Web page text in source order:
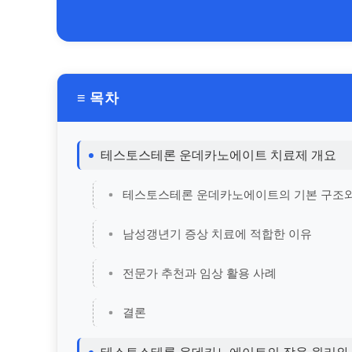
≡ 목차
테스토스테론 운데카노에이트 치료제 개요
테스토스테론 운데카노에이트의 기본 구조
남성갱년기 증상 치료에 적합한 이유
전문가 추천과 임상 활용 사례
결론